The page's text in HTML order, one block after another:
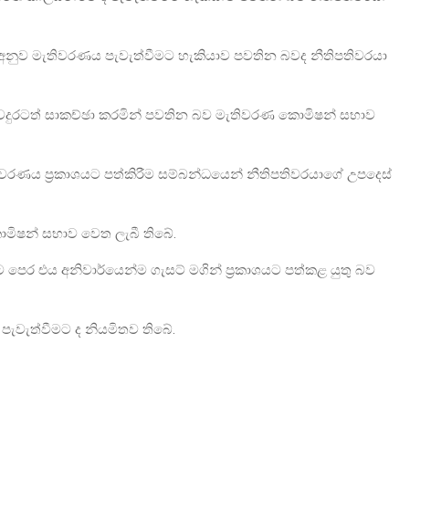
මැතිවරණය පැවැත්වීමට හැකියාව පවතින බවද නීතිපතිවරයා
සාකච්ඡා කරමින් පවතින බව මැතිවරණ කොමිෂන් සභාව
ප්‍රකාශයට පත්කිරීම සම්බන්ධයෙන් නීතිපතිවරයාගේ උපදෙස්
සභාව වෙත ලැබී තිබේ.
එය අනිවාර්යෙන්ම ගැසට් මගින් ප්‍රකාශයට පත්කළ යුතු බව
ද නියමිතව තිබේ.